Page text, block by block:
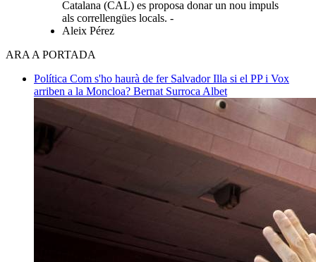
Catalana (CAL) es proposa donar un nou impuls
als correllengües locals. -
Aleix Pérez
ARA A PORTADA
Política Com s'ho haurà de fer Salvador Illa si el PP i Vox
arriben a la Moncloa? Bernat Surroca Albet